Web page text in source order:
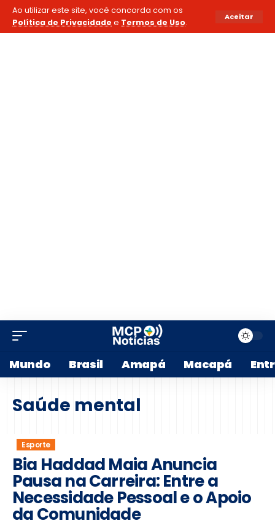
Ao utilizar este site, você concorda com os
Política de Privacidade e Termos de Uso.
Aceitar
Mundo Brasil Amapá Macapá
Saúde mental
Esporte
Bia Haddad Maia Anuncia
Pausa na Carreira: Entre a
Necessidade Pessoal e o Apoio
da Comunidade